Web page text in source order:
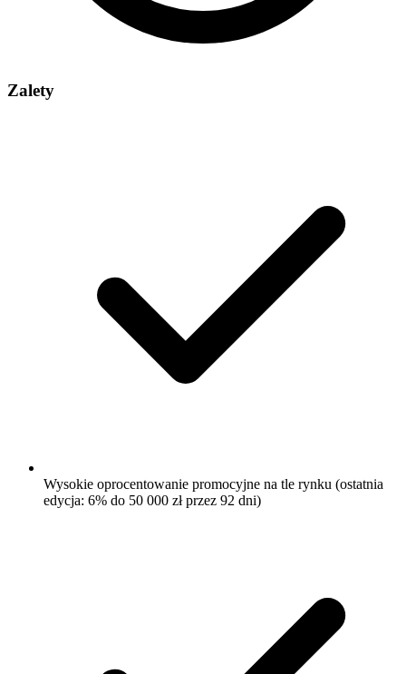
Zalety
Wysokie oprocentowanie promocyjne na tle rynku (ostatnia
edycja: 6% do 50 000 zł przez 92 dni)